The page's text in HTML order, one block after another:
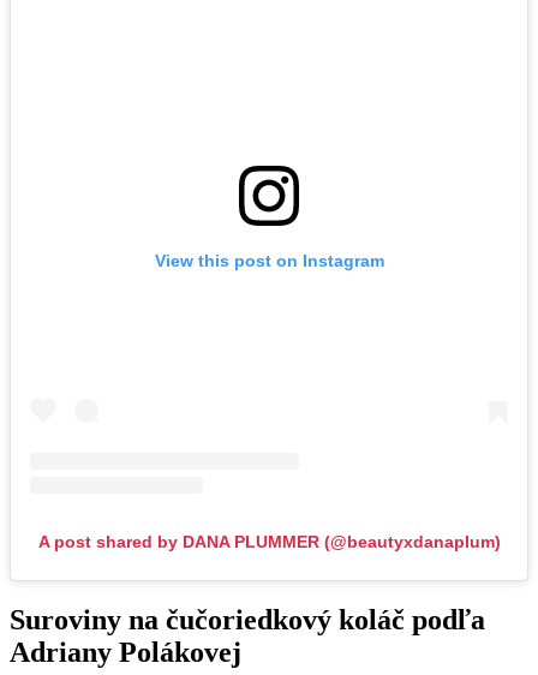
View this post on Instagram
A post shared by DANA PLUMMER (@beautyxdanaplum)
Suroviny na čučoriedkový koláč podľa
Adriany Polákovej